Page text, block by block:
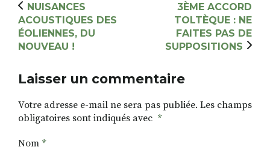
NUISANCES
ACOUSTIQUES DES
ÉOLIENNES, DU
NOUVEAU !
3ÈME ACCORD
TOLTÈQUE : NE
FAITES PAS DE
SUPPOSITIONS
Laisser un commentaire
Votre adresse e-mail ne sera pas publiée. Les champs
obligatoires sont indiqués avec *
Nom *